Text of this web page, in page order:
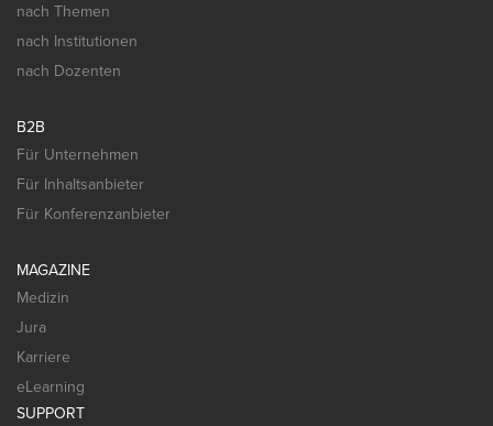
nach Themen
nach Institutionen
nach Dozenten
B2B
Für Unternehmen
Für Inhaltsanbieter
Für Konferenzanbieter
MAGAZINE
Medizin
Jura
Karriere
eLearning
SUPPORT